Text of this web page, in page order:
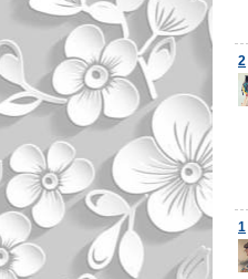
2
1